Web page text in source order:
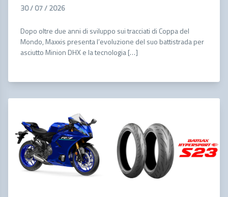
30 / 07 / 2026
Dopo oltre due anni di sviluppo sui tracciati di Coppa del
Mondo, Maxxis presenta l’evoluzione del suo battistrada per
asciutto Minion DHX e la tecnologia […]